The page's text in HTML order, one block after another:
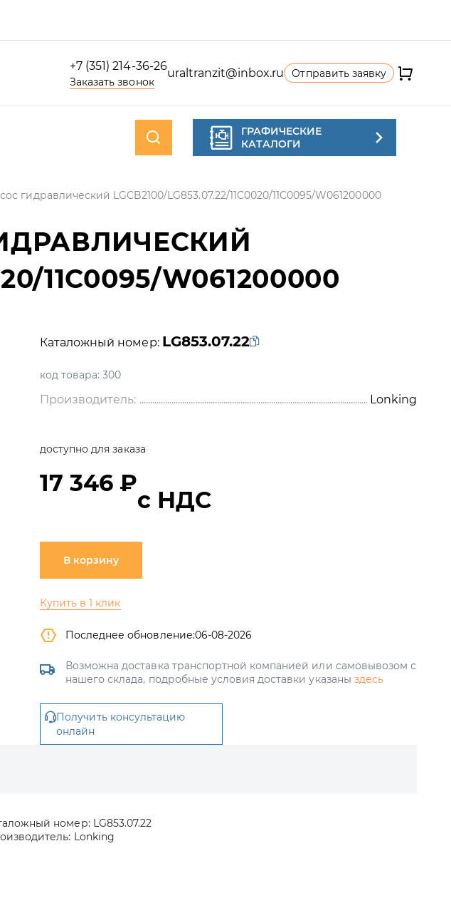
+7 (351) 214-36-26
Заказать звонок
uraltranzit@inbox.ru Отправить заявку
ГРАФИЧЕСКИЕ
КАТАЛОГИ
гидравлический LGCB2100/LG853.07.22/11C0020/11C0095/W061200000
11C0095/W061200000
Каталожный номер: LG853.07.22
код товара: 300
Производитель: Lonking
доступно для заказа
17 346 ₽
с НДС
В корзину
Купить в 1 клик
Последнее обновление:06-08-2026
Возможна доставка транспортной компанией или самовывозом с
нашего склада, подробные условия доставки указаны здесь
Получить консультацию
онлайн
номер: LG853.07.22
Lonking